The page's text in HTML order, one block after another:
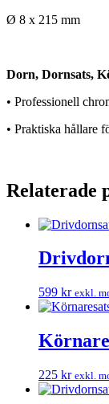
Ø 8 x 215 mm
Dorn, Dornsats,
• Professionell
• Praktiska hållare
Relaterade
599 kr exkl.
225 kr exkl.